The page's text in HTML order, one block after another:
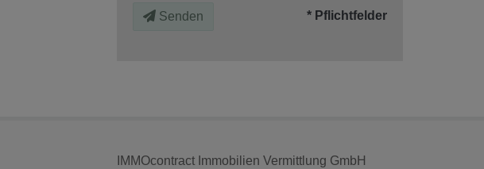
Senden * Pflichtfelder
IMMOcontract Immobilien Vermittlung GmbH